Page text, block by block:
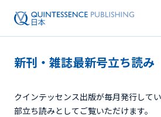
雑誌
新刊・雑誌最新号立ち読み
クインテッセンス出版が毎月発行して
部立ち読みとしてご覧いただけます。